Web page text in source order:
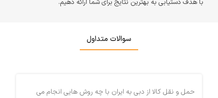
با هدف دستیابی به بهترین نتایج برای شما ارائه دهیم.
سوالات متداول
حمل و نقل کالا از دبی به ایران با چه روش هایی انجام می